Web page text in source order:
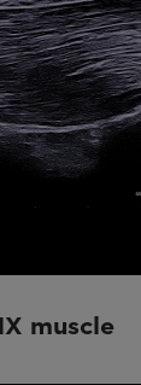
muscle